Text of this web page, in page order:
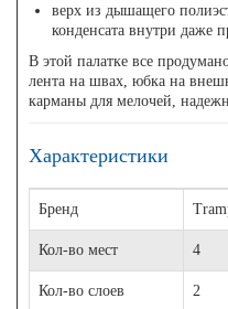
верх из дышащего
конденсата внутри даже
В этой палатке все
лента на швах, юбка на
карманы для мелочей,
Характеристики
Бренд
Кол-во мест 4
Кол-во слоев 2